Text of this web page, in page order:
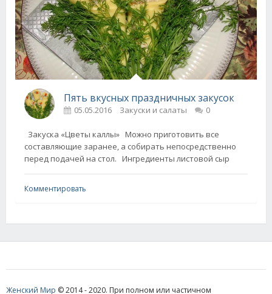
Пять вкусных праздничных закусок
05.05.2016 Закуски и салаты 0
Закуска «Цветы каллы» Можно приготовить все
составляющие заранее, а собирать непосредственно
перед подачей на стол. Ингредиенты листовой сыр
Комментировать
Женский Мир © 2014 - 2020. При полном или частичном